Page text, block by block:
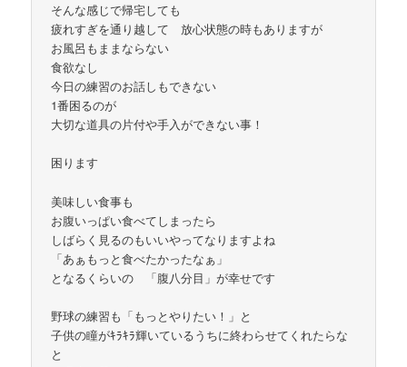
そんな感じで帰宅しても
疲れすぎを通り越して 放心状態の時もありますが
お風呂もままならない
食欲なし
今日の練習のお話しもできない
1番困るのが
大切な道具の片付や手入ができない事！
困ります
美味しい食事も
お腹いっぱい食べてしまったら
しばらく見るのもいいやってなりますよね
「あぁもっと食べたかったなぁ」
となるくらいの 「腹八分目」が幸せです
野球の練習も「もっとやりたい！」と
子供の瞳がｷﾗｷﾗ輝いているうちに終わらせてくれたらな
と